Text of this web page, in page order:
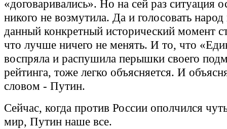
«договаривались». Но на сей раз ситуация
никого не возмутила. Да и голосовать
данный конкретный исторический момент
что лучше ничего не менять. И то, что
воспряла и распушила перышки своего
рейтинга, тоже легко объясняется. И
словом - Путин.
Сейчас, когда против России ополчился
мир, Путин наше все.